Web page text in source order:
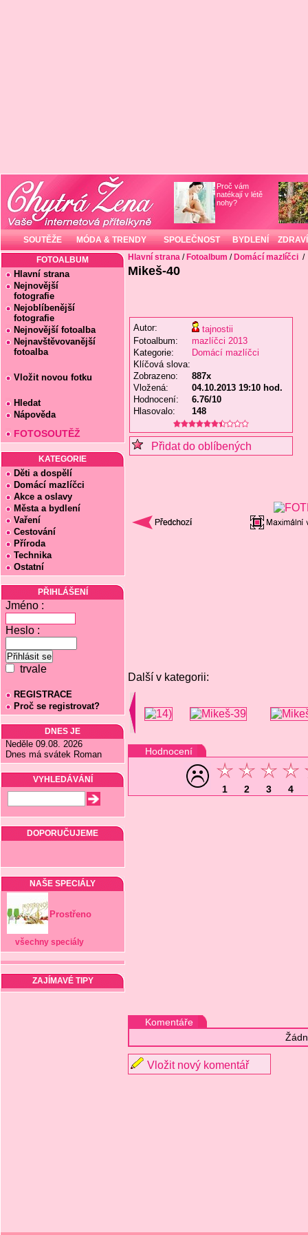
Proč vám
natékají v létě
nohy?
SOUTĚŽE MÓDA & TRENDY SPOLEČNOST BYDLENÍ ZDRAVÍ
FOTOALBUM
Hlavní strana
Nejnovější
fotografie
Nejoblíbenější
fotografie
Nejnovější fotoalba
Nejnavštěvovanější
fotoalba
Vložit novou fotku
Hledat
Nápověda
FOTOSOUTĚŽ
KATEGORIE
Děti a dospělí
Domácí mazlíčci
Akce a oslavy
Města a bydlení
Vaření
Cestování
Příroda
Technika
Ostatní
PŘIHLÁŠENÍ
Jméno :
Heslo :
trvale
REGISTRACE
Proč se registrovat?
DNES JE
Neděle 09.08. 2026
Dnes má svátek Roman
VYHLEDÁVÁNÍ
DOPORUČUJEME
NAŠE SPECIÁLY
Prostřeno
všechny speciály
ZAJÍMAVÉ TIPY
Hlavní strana / Fotoalbum / Domácí mazlíčci /
Mikeš-40
Autor:
tajnostii
Fotoalbum:
mazlíčci 2013
Kategorie:
Domácí mazlíčci
Klíčová slova:
Zobrazeno:
887x
Vložená:
04.10.2013 19:10 hod.
Hodnocení:
6.76/10
Hlasovalo:
148
Přidat do oblíbených
Další v kategorii:
Hodnocení
1 2 3 4
Komentáře
Vložit nový komentář